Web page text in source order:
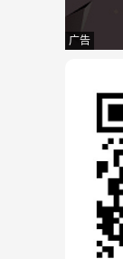
广告